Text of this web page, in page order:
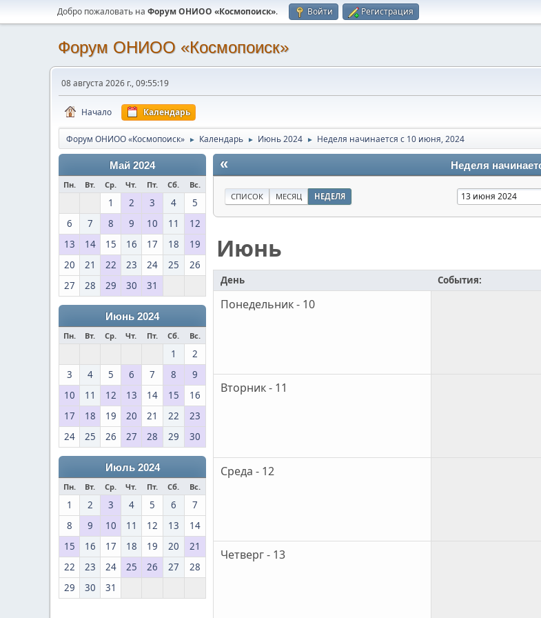
Добро пожаловать на Форум ОНИОО «Космопоиск». Войти Регистрация
Форум ОНИОО «Космопоиск»
08 августа 2026 г., 09:55:19
Начало Календарь
Форум ОНИОО «Космопоиск» ► Календарь ► Июнь 2024 ► Неделя начинается с 10 июня, 2024
Май 2024
Пн. Вт. Ср. Чт. Пт. Сб. Вс.
1 2 3 4
5
6
7 8 9 10 11
12
13
14 15 16 17 18
19
20
21 22 23 24 25
26
27
28 29 30 31
Июнь 2024
Пн. Вт. Ср. Чт. Пт. Сб. Вс.
1
2
3
4 5 6 7 8
9
10
11 12 13 14 15
16
17
18 19 20 21 22
23
24
25 26 27 28 29 30
Июль 2024
Пн. Вт. Ср. Чт. Пт. Сб. Вс.
1 2 3 4 5 6
7
8
9 10 11 12 13
14
15
16 17 18 19 20
21
22
23 24 25 26 27
28
29
30 31
« Неделя
СПИСОК МЕСЯЦ НЕДЕЛЯ
Июнь
День События:
Понедельник - 10
Вторник - 11
Среда - 12
Четверг - 13